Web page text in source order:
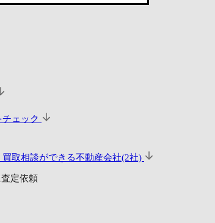
ェック
買取相談ができる不動産会社(2社)
定依頼